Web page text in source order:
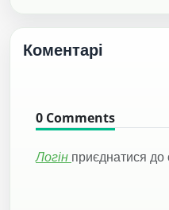
Коментарі
0 Comments
Логін приєднатися до